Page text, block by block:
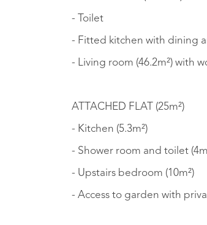
- Toilet
- Fitted kitchen with dining
- Living room (46.2m²) with
ATTACHED FLAT (25m²)
- Kitchen (5.3m²)
- Shower room and toilet
- Upstairs bedroom (10m²)
- Access to garden with